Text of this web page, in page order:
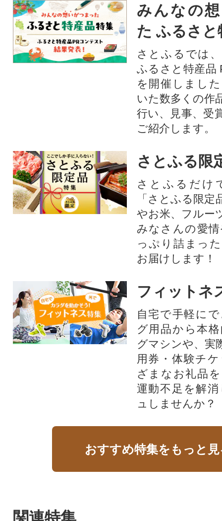
みんなの
た ふるさと
さとふるでは
ふるさと特産品
を開催しまし
いた数多くの作
行い、見事、受
ご紹介します。
さとふる限
さとふるだけ
「さとふる限
やお米、フルー
みなさんの愛
っぷり詰まっ
お届けします！
フィットネ
自宅で手軽に
グ用品から本
グマシンや、実
用券・体験チ
ざまなお礼品
運動不足を解
ュしませんか？
おすすめ特集をもっと
関連特集